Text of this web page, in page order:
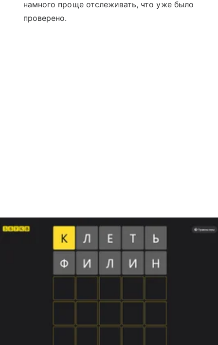
намного проще отслеживать, что уже было
проверено.